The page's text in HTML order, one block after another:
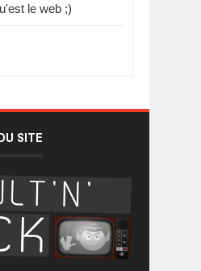
le web ;)
SITE